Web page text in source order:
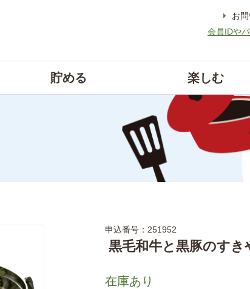
お
会員IDや
貯める 楽しむ
申込番号：251952
黒毛和牛と黒豚のすき
在庫あり